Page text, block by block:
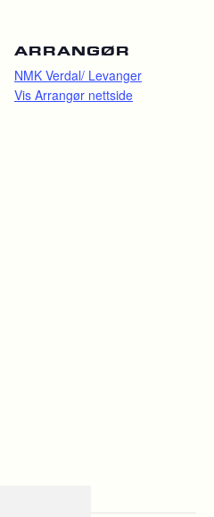
ARRANGØR
NMK Verdal/ Levanger
Vis Arrangør nettside